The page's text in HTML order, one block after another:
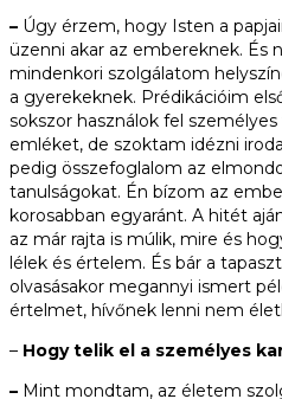
– Úgy érzem, hogy Isten a
üzenni akar az embereknek. És
mindenkori szolgálatom
a gyerekeknek. Prédikációim
sokszor használok fel
emléket, de szoktam idézni
pedig összefoglalom az
tanulságokat. Én bízom az
korosabban egyaránt. A hitét
az már rajta is múlik, mire és
lélek és értelem. És bár a
olvasásakor megannyi ismert
értelmet, hívőnek lenni nem
– Hogy telik el a személyes
– Mint mondtam, az életem